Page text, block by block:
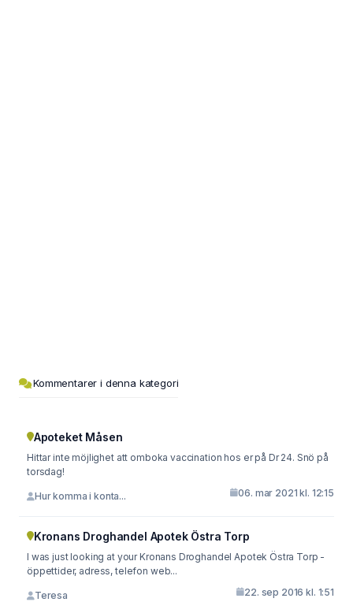
Kommentarer i denna kategori
Apoteket Måsen
Hittar inte möjlighet att omboka vaccination hos er på Dr 24. Snö på
torsdag!
Hur komma i konta... 06. mar 2021 kl. 12:15
Kronans Droghandel Apotek Östra Torp
I was just looking at your Kronans Droghandel Apotek Östra Torp -
öppettider, adress, telefon web...
Teresa 22. sep 2016 kl. 1:51